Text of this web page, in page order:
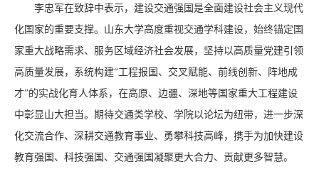
李忠军在致辞中表示，建设交通强国是全面建设社会主义现代
化国家的重要支撑。山东大学高度重视交通学科建设，始终锚定国
家重大战略需求、服务区域经济社会发展，坚持以高质量党建引领
高质量发展，系统构建“工程报国、交叉赋能、前线创新、阵地成
才”的实战化育人体系，在高原、边疆、深地等国家重大工程建设
中彰显山大担当。期待交通类学校、学院以论坛为纽带，进一步深
化交流合作、深耕交通教育事业、勇攀科技高峰，携手为加快建设
教育强国、科技强国、交通强国凝聚更大合力、贡献更多智慧。